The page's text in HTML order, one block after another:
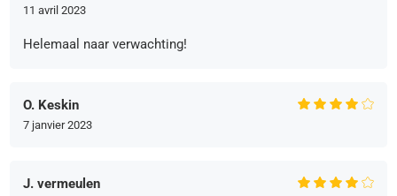
11 avril 2023
Helemaal naar verwachting!
O. Keskin
7 janvier 2023
J. vermeulen